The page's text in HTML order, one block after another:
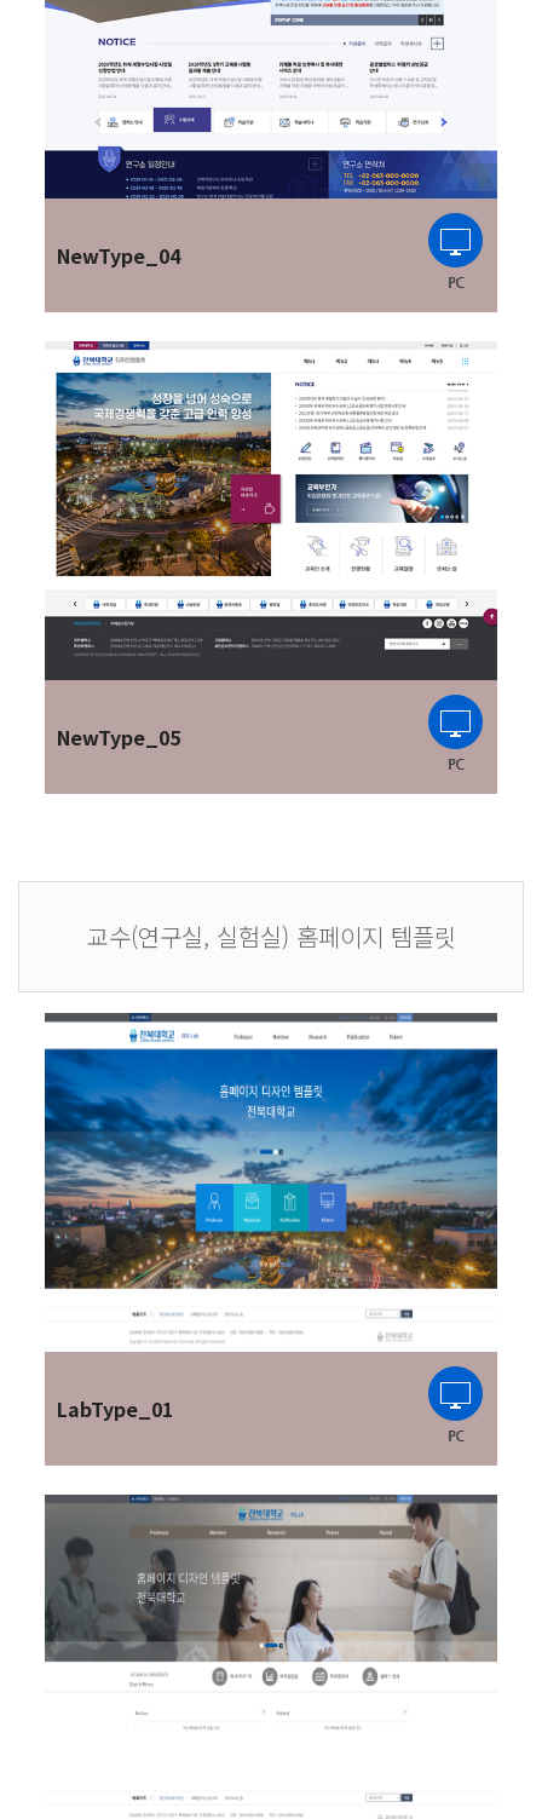
NewType_04
NewType_05
교수(연구실, 실험실) 홈페이지 템플릿
LabType_01